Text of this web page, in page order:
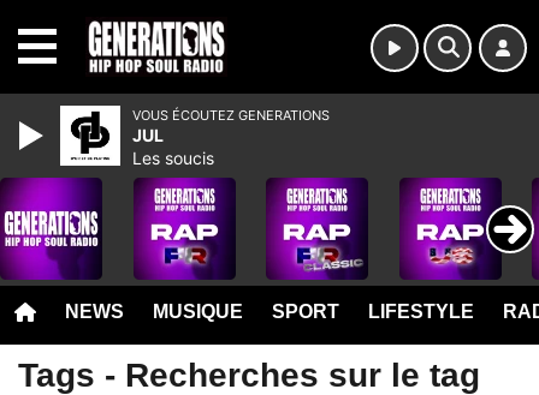
NEWS MUSIQUE SPORT LIFESTYLE
Tags - Recherches sur le tag
VOUS ÉCOUTEZ GENERATIONS
JUL
Les soucis